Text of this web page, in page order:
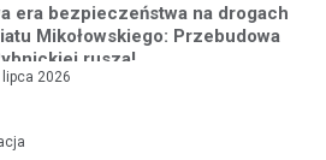
era bezpieczeństwa na drogach
Mikołowskiego: Przebudowa
rusza!
lipca 2026